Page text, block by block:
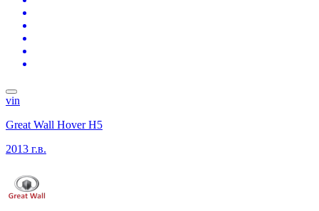
vin
Great Wall Hover H5
2013 г.в.